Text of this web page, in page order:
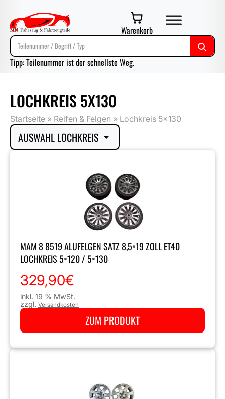
Warenkorb
Tipp: Teilenummer ist der schnellste Weg.
LOCHKREIS 5X130
Startseite » Reifen & Felgen » Lochkreis 5x130
AUSWAHL LOCHKREIS
MAM 8 8519 ALUFELGEN SATZ 8,5×19 ZOLL ET40
LOCHKREIS 5×120 / 5×130
329,90€
inkl. 19 % MwSt.
zzgl. Versandkosten
ZUM PRODUKT